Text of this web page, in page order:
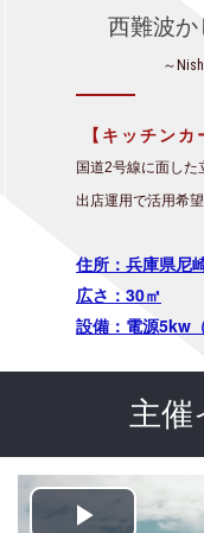
西難波か
～
【キッチンカ
国道2号線に面した
出店運用で活用希
住所：兵庫県尼
広さ：30㎡
設備：電源5kw
主催